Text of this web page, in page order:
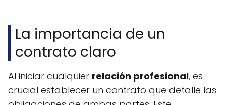
La importancia de un
contrato claro
Al iniciar cualquier relación profesional, es
crucial establecer un contrato que detalle las